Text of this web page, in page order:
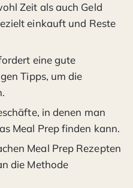
Zeit als auch Geld
einkauft und Reste
eine gute
Tipps, um die
in denen man
Meal Prep finden kann.
Meal Prep Rezepten
die Methode